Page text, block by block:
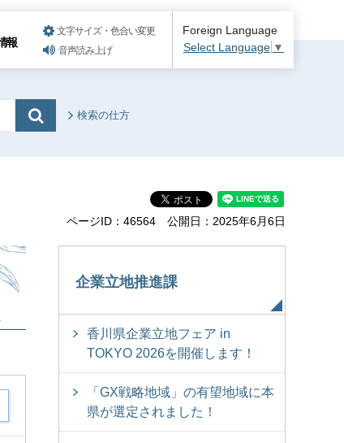
報
文字サイズ・色合い変更
音声読み上げ
Foreign Language
Select Language ▼
検索の仕方
ページID：46564 公開日：2025年6月6日
企業立地推進課
香川県企業立地フェア in
TOKYO 2026を開催します！
「GX戦略地域」の有望地域に本
県が選定されました！